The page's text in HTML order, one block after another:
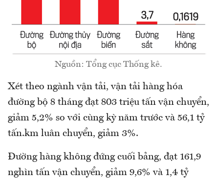
Nguồn: Tổng cục Thống kê.
Xét theo ngành vận tải, vận tải hàng hóa
đường bộ 8 tháng đạt 803 triệu tấn vận chuyển,
giảm 5,2% so với cùng kỳ năm trước và 56,1 tỷ
tấn.km luân chuyển, giảm 3%.
Đường hàng không đứng cuối bảng, đạt 161,9
nghìn tấn vận chuyển, giảm 9,6% và 1,4 tỷ